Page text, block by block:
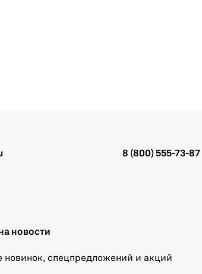
8 (800) 555-73-87
новости
новинок, спецпредложений и акций